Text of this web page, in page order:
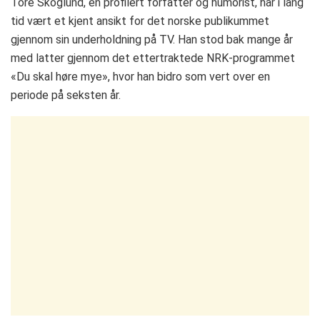
tid vært et kjent ansikt for det norske publikummet
gjennom sin underholdning på TV. Han stod bak mange år
med latter gjennom det ettertraktede NRK-programmet
«Du skal høre mye», hvor han bidro som vert over en
periode på seksten år.